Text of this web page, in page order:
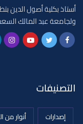
أصول الدين بتطوان-
عبد المالك السعدي
أنوار من السيرة